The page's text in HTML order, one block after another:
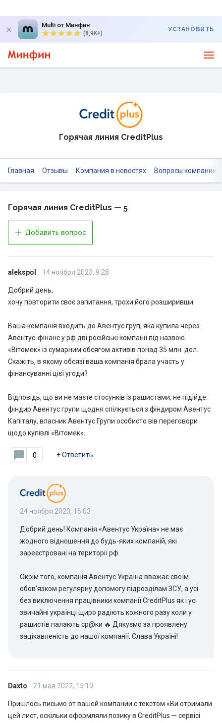
Multi от Минфин
(8,9K+)
УСТАНОВИТЬ
Горячая линия CreditPlus
Главная Отзывы Компания в новостях Вопросы компании
Горячая линия CreditPlus — 5
Добавить вопрос
alekspol 14 ноября 2023, 9:28
Добрий день,
хочу повторити своє запитання, трохи його розширивши:
Ваша компанія входить до Авентус груп, яка купила через
Авентус-фінанс у рф дві російські компанії під назвою
«Вітомек» із сумарним обсягом активів понад 35 млн. дол.
Скажіть, в якому обсязі ваша компанія брала участь у
фінансуванні цієї угоди?
Відповідь, що ви не маєте стосунків із рашистами, не підійде:
фіндир Авентус групи щодня спілкується з фіндиром Авентус
Капіталу, власник Авентус Групи особисто вів переговори
щодо купівлі «Вітомек».
0 +Ответить
24 ноября 2023, 16:03
Добрий день! Компанія «Авентус Україна» не має
жодного відношення до будь-яких компаній, які
зареєстровані на території рф.
Окрім того, компанія Авентус Україна вважає своїм
обов'язком регулярну допомогу підрозділам ЗСУ, а усі
без виключення працівники компанії CreditPlus як і усі
звичайні українці щиро радіють кожного разу коли у
рашистів палають ср@ки 🔥 Дякуємо за проявлену
зацікавленість до нашої компанії. Слава Україні!
Daxto 21 мая 2022, 15:10
Пришлось письмо от вашей компании с текстом «Ви отримали
цей лист, оскільки оформляли позику в CreditPlus — сервісі